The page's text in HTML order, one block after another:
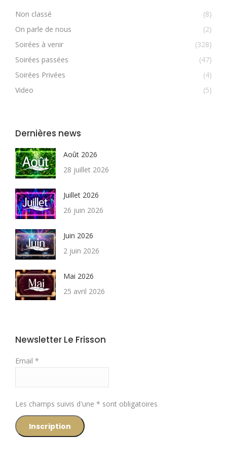
Non classé
(8)
On parle de nous
(2)
Soirées à venir
(328)
Soirées passées
(47)
Soirées Privées
(4)
Video
(5)
Dernières news
Août 2026
28 juillet 2026
Juillet 2026
26 juin 2026
Juin 2026
2 juin 2026
Mai 2026
25 avril 2026
Newsletter Le Frisson
Email *
Les champs suivis d'une * sont obligatoires